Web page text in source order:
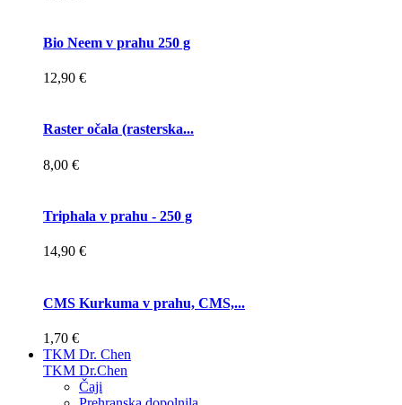
Bio Neem v prahu 250 g
12,90 €
Raster očala (rasterska...
8,00 €
Triphala v prahu - 250 g
14,90 €
CMS Kurkuma v prahu, CMS,...
1,70 €
TKM Dr. Chen
TKM Dr.Chen
Čaji